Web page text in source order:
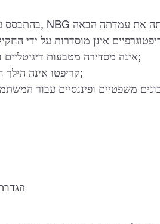
2. NBG אינה מסדירה מטבעות דיגיטליים בגרוזיה;
3. קריפטו אינה הילך חוקי בג'ורג'יה;